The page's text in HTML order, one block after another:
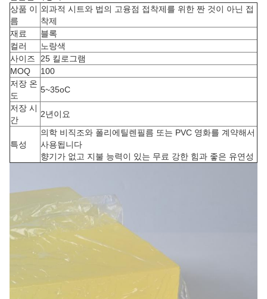
상품 이
름
외과적 시트와 법의 고융점 접착제를 위한 짠 것이 아닌 접
착제
재료
블록
컬러
노랑색
사이즈
25 킬로그램
MOQ
100
저장 온
도
5~35oC
저장 시
간
2년이요
특성
의학 비직조와 폴리에틸렌필름 또는 PVC 영화를 계약해서
사용됩니다
향기가 없고 지불 능력이 있는 무료 강한 힘과 좋은 유연성